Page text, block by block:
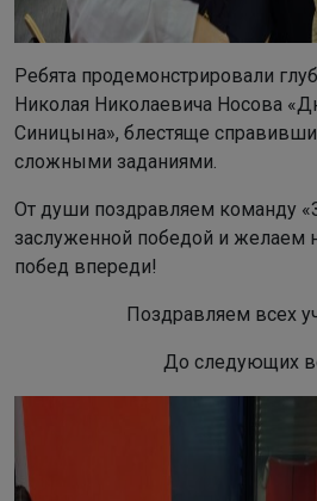
Ребята продемонстрировали
Николая Николаевича Носова
Синицына», блестяще
сложными заданиями.
От души поздравляем команду
заслуженной победой и желаем
побед впереди!
Поздравляем всех
До следующих